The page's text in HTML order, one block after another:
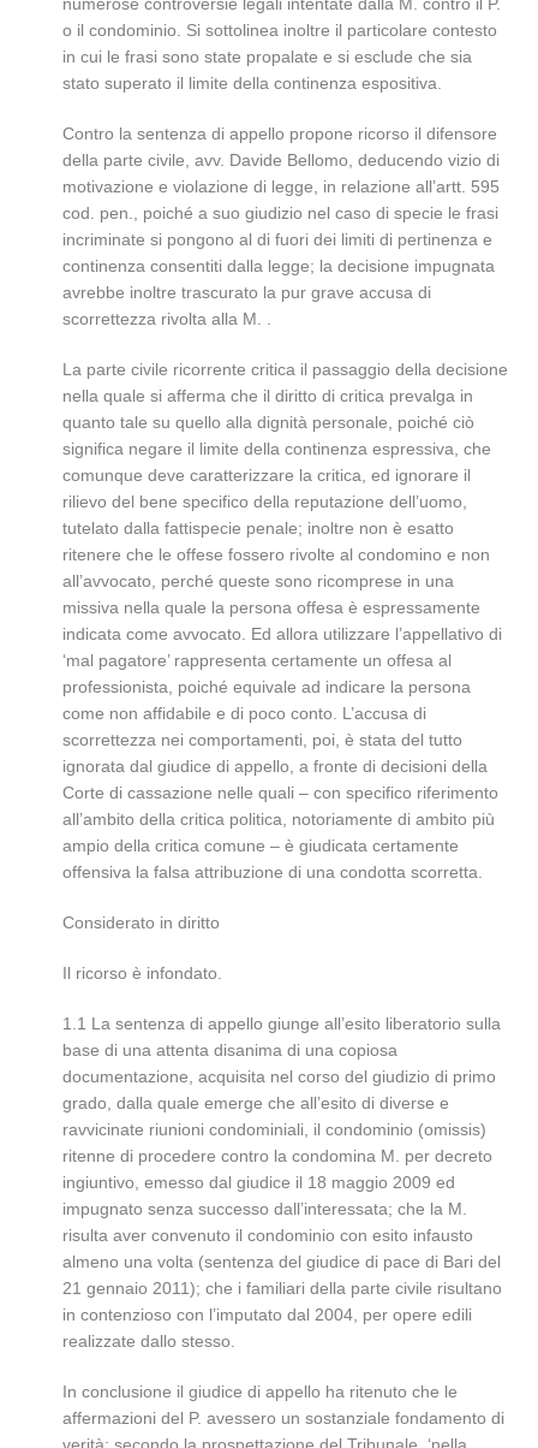
o il condominio. Si sottolinea inoltre il particolare contesto
in cui le frasi sono state propalate e si esclude che sia
stato superato il limite della continenza espositiva.
Contro la sentenza di appello propone ricorso il difensore
della parte civile, avv. Davide Bellomo, deducendo vizio di
motivazione e violazione di legge, in relazione all’artt. 595
cod. pen., poiché a suo giudizio nel caso di specie le frasi
incriminate si pongono al di fuori dei limiti di pertinenza e
continenza consentiti dalla legge; la decisione impugnata
avrebbe inoltre trascurato la pur grave accusa di
scorrettezza rivolta alla M. .
La parte civile ricorrente critica il passaggio della decisione
nella quale si afferma che il diritto di critica prevalga in
quanto tale su quello alla dignità personale, poiché ciò
significa negare il limite della continenza espressiva, che
comunque deve caratterizzare la critica, ed ignorare il
rilievo del bene specifico della reputazione dell’uomo,
tutelato dalla fattispecie penale; inoltre non è esatto
ritenere che le offese fossero rivolte al condomino e non
all’avvocato, perché queste sono ricomprese in una
missiva nella quale la persona offesa è espressamente
indicata come avvocato. Ed allora utilizzare l’appellativo di
‘mal pagatore’ rappresenta certamente un offesa al
professionista, poiché equivale ad indicare la persona
come non affidabile e di poco conto. L’accusa di
scorrettezza nei comportamenti, poi, è stata del tutto
ignorata dal giudice di appello, a fronte di decisioni della
Corte di cassazione nelle quali – con specifico riferimento
all’ambito della critica politica, notoriamente di ambito più
ampio della critica comune – è giudicata certamente
offensiva la falsa attribuzione di una condotta scorretta.
Considerato in diritto
Il ricorso è infondato.
1.1 La sentenza di appello giunge all’esito liberatorio sulla
base di una attenta disanima di una copiosa
documentazione, acquisita nel corso del giudizio di primo
grado, dalla quale emerge che all’esito di diverse e
ravvicinate riunioni condominiali, il condominio (omissis)
ritenne di procedere contro la condomina M. per decreto
ingiuntivo, emesso dal giudice il 18 maggio 2009 ed
impugnato senza successo dall’interessata; che la M.
risulta aver convenuto il condominio con esito infausto
almeno una volta (sentenza del giudice di pace di Bari del
21 gennaio 2011); che i familiari della parte civile risultano
in contenzioso con l’imputato dal 2004, per opere edili
realizzate dallo stesso.
In conclusione il giudice di appello ha ritenuto che le
affermazioni del P. avessero un sostanziale fondamento di